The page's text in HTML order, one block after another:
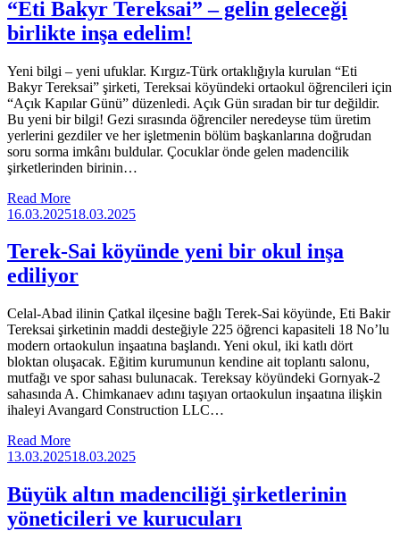
“Eti Bakyr Tereksai” – gelin geleceği
birlikte inşa edelim!
Yeni bilgi – yeni ufuklar. Kırgız-Türk ortaklığıyla kurulan “Eti
Bakyr Tereksai” şirketi, Tereksai köyündeki ortaokul öğrencileri için
“Açık Kapılar Günü” düzenledi. Açık Gün sıradan bir tur değildir.
Bu yeni bir bilgi! Gezi sırasında öğrenciler neredeyse tüm üretim
yerlerini gezdiler ve her işletmenin bölüm başkanlarına doğrudan
soru sorma imkânı buldular. Çocuklar önde gelen madencilik
şirketlerinden birinin…
Read More
16.03.202518.03.2025
Terek-Sai köyünde yeni bir okul inşa
ediliyor
Celal-Abad ilinin Çatkal ilçesine bağlı Terek-Sai köyünde, Eti Bakir
Tereksai şirketinin maddi desteğiyle 225 öğrenci kapasiteli 18 No’lu
modern ortaokulun inşaatına başlandı. Yeni okul, iki katlı dört
bloktan oluşacak. Eğitim kurumunun kendine ait toplantı salonu,
mutfağı ve spor sahası bulunacak. Tereksay köyündeki Gornyak-2
sahasında A. Chimkanaev adını taşıyan ortaokulun inşaatına ilişkin
ihaleyi Avangard Construction LLC…
Read More
13.03.202518.03.2025
Büyük altın madenciliği şirketlerinin
yöneticileri ve kurucuları